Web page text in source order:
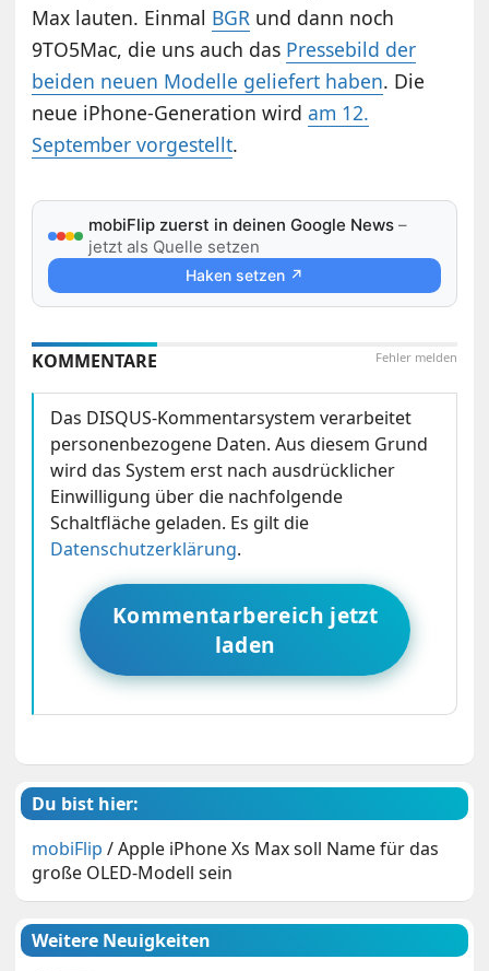
Max lauten. Einmal BGR und dann noch
9TO5Mac, die uns auch das Pressebild der
beiden neuen Modelle geliefert haben. Die
neue iPhone-Generation wirdam 12.
September vorgestellt.
mobiFlip zuerst in deinen Google News –
jetzt als Quelle setzen
Haken setzen ↗
Fehler melden
KOMMENTARE
Das DISQUS-Kommentarsystem verarbeitet
personenbezogene Daten. Aus diesem Grund
wird das System erst nach ausdrücklicher
Einwilligung über die nachfolgende
Schaltfläche geladen. Es gilt die
Datenschutzerklärung.
Kommentarbereich jetzt
laden
Du bist hier:
mobiFlip /Apple iPhone Xs Max soll Name für das
große OLED-Modell sein
Weitere Neuigkeiten